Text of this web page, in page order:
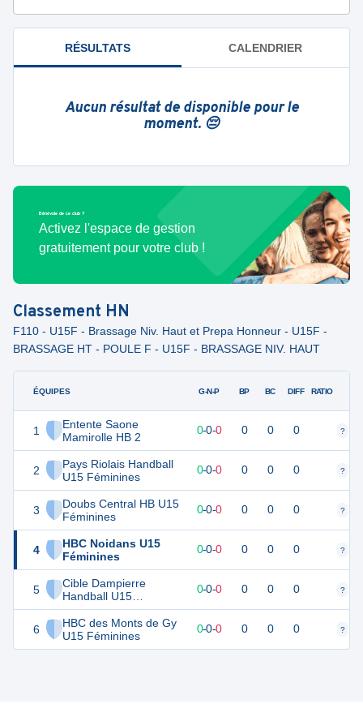
RÉSULTATS CALENDRIER
Aucun résultat de disponible pour le
moment. 😔
Bénévole de ce club ?
Activez l'espace de gestion
gratuitement pour votre club !
Classement HN
F110 - U15F - Brassage Niv. Haut et Prepa Honneur - U15F -
BRASSAGE HT - POULE F - U15F - BRASSAGE NIV. HAUT
ÉQUIPES
1
Entente Saone
Mamirolle HB 2
2
Pays Riolais Handball
U15 Féminines
3
Doubs Central HB U15
Féminines
4
HBC Noidans U15
Féminines
5
Cible Dampierre
Handball U15
Féminines
6
HBC des Monts de Gy
U15 Féminines
G-N-P BP BC DIFF RATIO
0-0-0 0 0 0 ?
0 0 0-0-0 0 0 0 ?
0 0 0-0-0 0 0 0 ?
0 0-0-0 0 0 0 ?
0-0-0 0 0 0 ?
0 0 0-0-0 0 0 0 ?